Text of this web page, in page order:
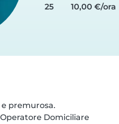
25
10,00 €/ora
premurosa.
Domiciliare